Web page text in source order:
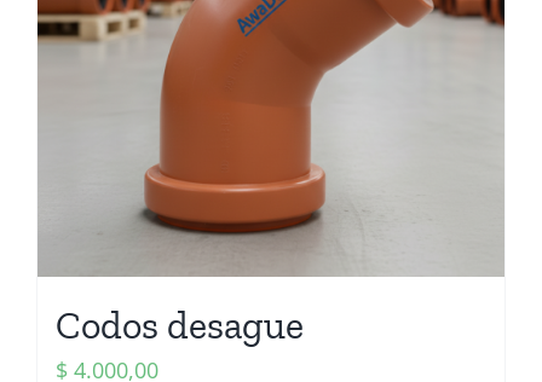
Codos desague
$ 4.000,00